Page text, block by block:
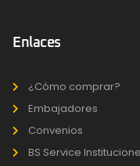
Enlaces
¿Cómo comprar?
Embajadores
Convenios
BS Service